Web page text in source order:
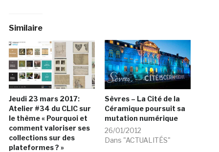
Similaire
Jeudi 23 mars 2017:
Atelier #34 du CLIC sur
le thème « Pourquoi et
comment valoriser ses
collections sur des
plateformes ? »
Sèvres – La Cité de la
Céramique poursuit sa
mutation numérique
26/01/2012
Dans "ACTUALITÉS"